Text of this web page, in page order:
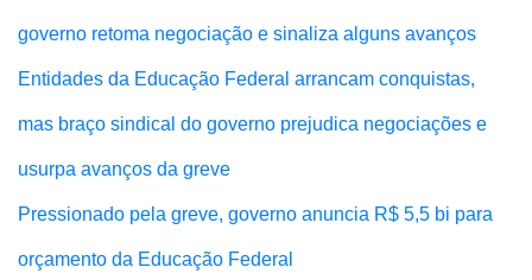
governo retoma negociação e sinaliza alguns avanços
Entidades da Educação Federal arrancam conquistas,
mas braço sindical do governo prejudica negociações e
usurpa avanços da greve
Pressionado pela greve, governo anuncia R$ 5,5 bi para
orçamento da Educação Federal